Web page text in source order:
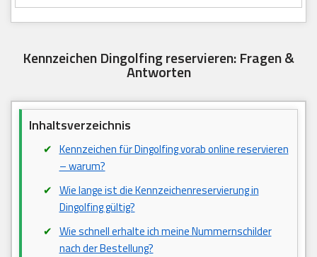
Kennzeichen Dingolfing reservieren: Fragen &
Antworten
Inhaltsverzeichnis
Kennzeichen für Dingolfing vorab online reservieren
– warum?
Wie lange ist die Kennzeichenreservierung in
Dingolfing gültig?
Wie schnell erhalte ich meine Nummernschilder
nach der Bestellung?